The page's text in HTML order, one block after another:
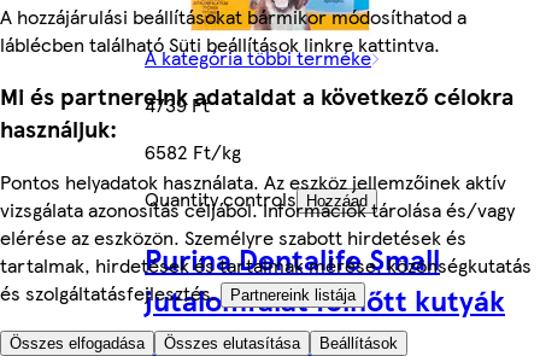
A hozzájárulási beállításokat bármikor módosíthatod a
láblécben található Süti beállítások linkre kattintva.
Mi és partnereink adataidat a következő célokra
használjuk:
Pontos helyadatok használata. Az eszköz jellemzőinek aktív
vizsgálata azonosítás céljából. Információk tárolása és/vagy
elérése az eszközön. Személyre szabott hirdetések és
tartalmak, hirdetések és tartalmak mérése, közönségkutatás
és szolgáltatásfejlesztés.
Partnereink listája
Összes elfogadása Összes elutasítása Beállítások
A kategória többi terméke
4739 Ft
6582 Ft/kg
Quantity controls Hozzáad
Purina Dentalife Small
jutalomfalat felnőtt kutyák
számára 7 db 115 g